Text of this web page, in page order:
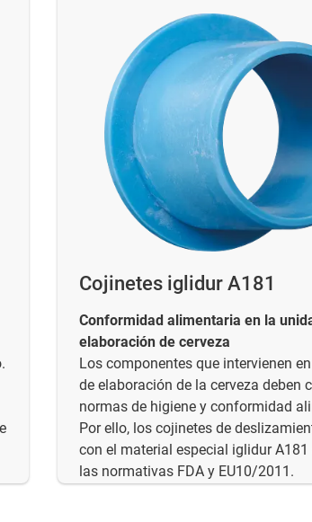
Cojinetes iglidur A181
Conformidad alimentaria en la
elaboración de cerveza
Los componentes que intervienen
de elaboración de la cerveza deben
normas de higiene y conformidad
Por ello, los cojinetes de
con el material especial iglidur
las normativas FDA y EU10/2011.